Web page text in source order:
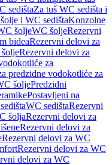
sedištaZa tuš WC sedišta i
i WC sedištaKonzolne
šoljeWC šoljeRezervni
bideaRezervni delovi za
Rezervni delovi za
za
predzidne vodokotliće za
šoljePredzidni
Postavljeni na
WC sedištaRezervni
šoljaRezervni delovi za
Rezervni delovi za
Rezervni delovi za WC
Rezervni delovi za WC
delovi za WC